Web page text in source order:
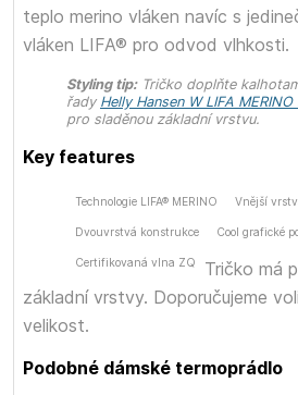
teplo merino vláken navíc s
vláken LIFA® pro odvod vlhkosti.
Styling tip:Tričko doplňte
řady Helly Hansen W LIFA
pro sladěnou základní vrstvu.
Key features
Technologie LIFA® MERINO Vnější
Dvouvrstvá konstrukce Cool grafické
Certifikovaná vlna ZQ
Tričko má
základní vrstvy. Doporučujeme
velikost.
Podobné dámské termoprádlo